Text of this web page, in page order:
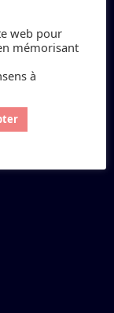
web pour
mémorisant
à